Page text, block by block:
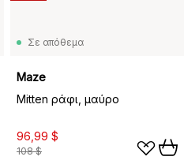
Σε απόθεμα
Maze
Mitten ράφι, μαύρο
96,99 $
108 $